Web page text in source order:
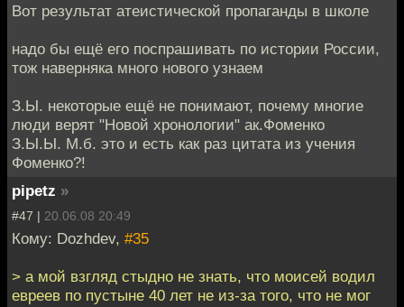
Вот результат атеистической пропаганды в школе
надо бы ещё его поспрашивать по истории России,
тож наверняка много нового узнаем
З.Ы. некоторые ещё не понимают, почему многие
люди верят "Новой хронологии" ак.Фоменко
З.Ы.Ы. М.б. это и есть как раз цитата из учения
Фоменко?!
pipetz »
#47 | 20.06.08 20:49
Кому: Dozhdev, #35
> а мой взгляд стыдно не знать, что моисей водил
евреев по пустыне 40 лет не из-за того, что не мог